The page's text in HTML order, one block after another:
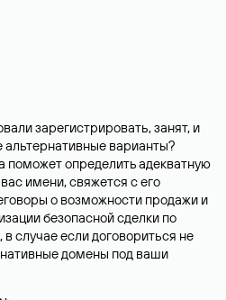
зарегистрировать, занят, и
варианты?
определить адекватную
имени, свяжется с его
о возможности продажи и
безопасной сделки по
случае если договориться не
домены под ваши